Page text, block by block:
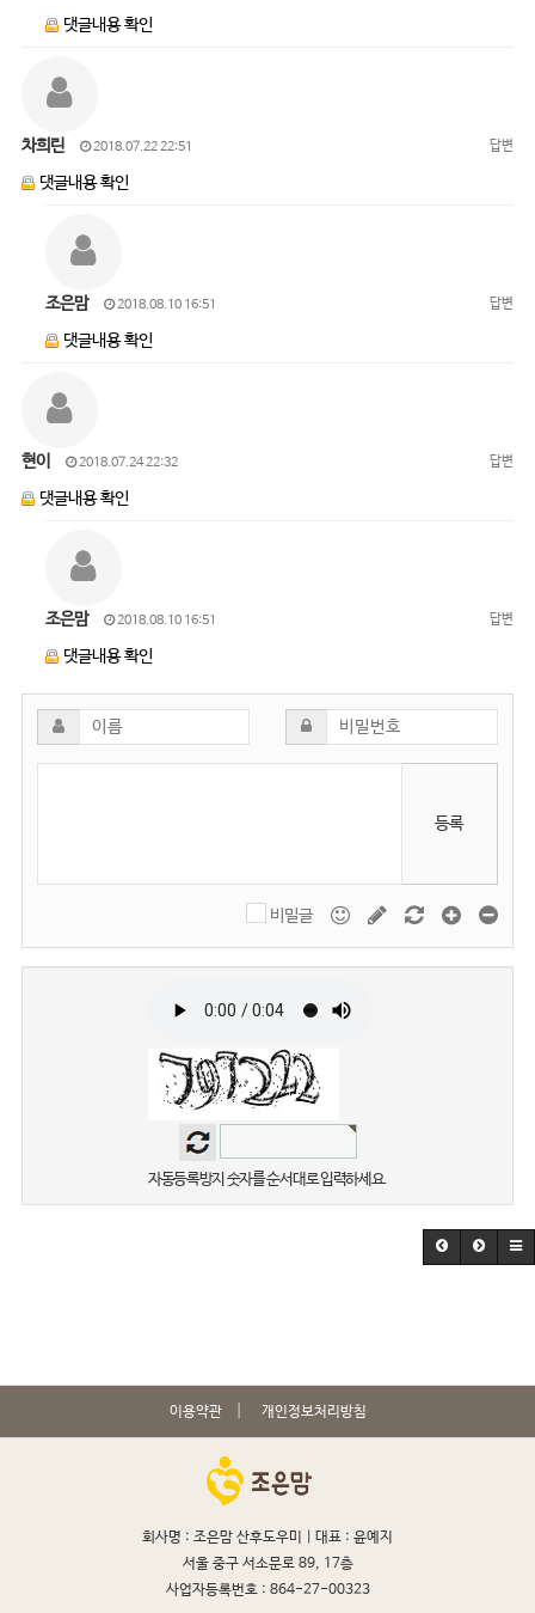
댓글내용 확인
차희린 2018.07.22 22:51 답변
댓글내용 확인
조은맘 2018.08.10 16:51 답변
댓글내용 확인
현이 2018.07.24 22:32 답변
댓글내용 확인
조은맘 2018.08.10 16:51 답변
댓글내용 확인
등록
비밀글
자동등록방지 숫자를 순서대로 입력하세요.
이용약관 개인정보처리방침
회사명 : 조은맘 산후도우미 | 대표 : 윤예지
서울 중구 서소문로 89, 17층
사업자등록번호 : 864-27-00323